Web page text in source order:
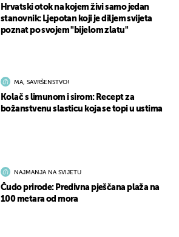
Hrvatski otok na kojem živi samo jedan
stanovnik: Ljepotan koji je diljem svijeta
poznat po svojem "bijelom zlatu"
MA, SAVRŠENSTVO!
Kolač s limunom i sirom: Recept za
božanstvenu slasticu koja se topi u ustima
NAJMANJA NA SVIJETU
Čudo prirode: Predivna pješčana plaža na
100 metara od mora